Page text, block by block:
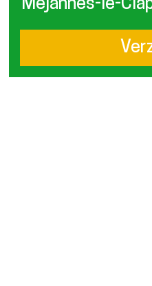
Méjannes-le-